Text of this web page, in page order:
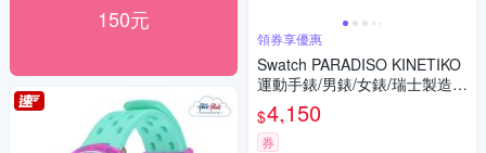
150元
領券享優惠
Swatch PARADISO KINETIKO
運動手錶/男錶/女錶/瑞士製造 S
USP100 (42mm)
$4,150
券